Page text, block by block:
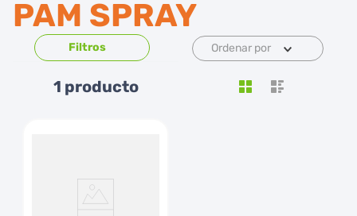
PAM SPRAY
Ordenar por
1 producto